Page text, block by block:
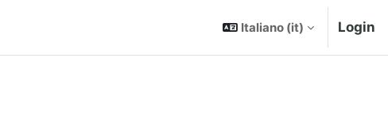
Italiano ‎(it)‎ Login